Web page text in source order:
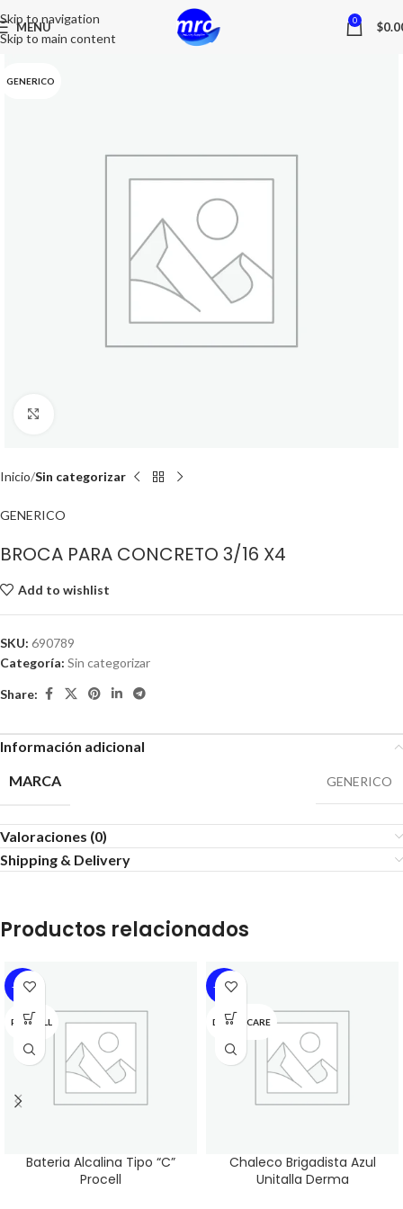
Skip to navigation
Skip to main content
MENU 0 $
GENERICO
Inicio Sin categorizar
GENERICO
BROCA PARA CONCRETO 3/16 X4
Add to wishlist
SKU: 690789
Categoría: Sin categorizar
Share:
Información adicional
MARCA
GENERICO
Valoraciones (0)
Shipping & Delivery
Productos relacionados
-13%
PROCELL
Bateria Alcalina Tipo “C”
Procell
-13%
DERMACARE
Chaleco Brigadista Azul
Unitalla Derma